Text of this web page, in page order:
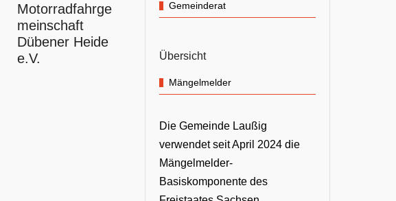
Motorradfahrge
meinschaft
Dübener Heide
e.V.
Gemeinderat
Übersicht
Mängelmelder
Die Gemeinde Laußig
verwendet seit April 2024 die
Mängelmelder-
Basiskomponente des